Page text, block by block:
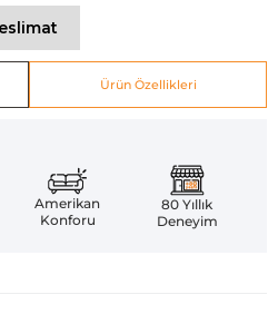
Ürün Özellikleri
Amerikan
Konforu
80 Yıllık
Deneyim